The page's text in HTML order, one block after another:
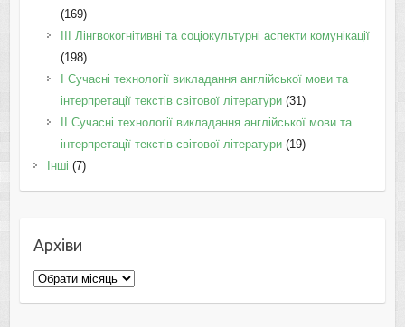
(169)
IІI Лінгвокогнітивні та соціокультурні аспекти комунікації
(198)
I Cучасні технології викладання англійської мови та
інтерпретації текстів світової літератури(31)
II Cучасні технології викладання англійської мови та
інтерпретації текстів світової літератури(19)
Інші (7)
Архіви
Архіви